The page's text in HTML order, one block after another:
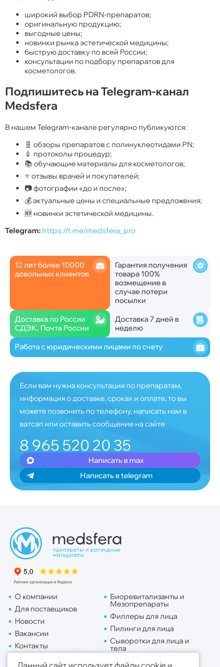
широкий выбор PDRN-препаратов;
оригинальную продукцию;
выгодные цены;
новинки рынка эстетической медицины;
быструю доставку по всей России;
консультации по подбору препаратов для
косметологов.
Подпишитесь на Telegram-канал
Medsfera
В нашем Telegram-канале регулярно публикуются:
🧬 обзоры препаратов с полинуклеотидами PN;
💉 протоколы процедур;
📚 обучающие материалы для косметологов;
⭐ отзывы врачей и покупателей;
📷 фотографии «до и после»;
💰 актуальные цены и специальные предложения;
🆕 новинки эстетической медицины.
Telegram: https://t.me/medsfera_pro
12 лет более 10000
довольных клиентов
Гарантия получения
товара 100%
возмещение в
случае потери
посылки
Доставка по России
СДЭК, Почта России
Доставка 7 дней в
неделю
Работа с юридическими лицами по счету
Если вам нужна консультация по препаратам,
информация о доставке, сроках и оплате, то вы
можете позвонить по телефону, написать нам в
ватсап или оставить сообщение на сайте
8 965 520 20 35
Написать в max
Написать в telegram
О компании
Для поставщиков
Новости
Вакансии
Контакты
Биоревитализанты и
Мезопрепараты
Филлеры для лица
Пилинги для лица
Сыворотки для лица и
тела
Липо. для лица
Данный сайт использует файлы cookie и